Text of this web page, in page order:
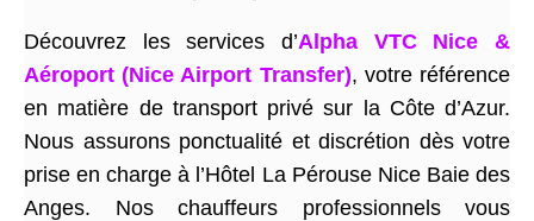
Découvrez les services d’Alpha VTC Nice &
Aéroport (Nice Airport Transfer), votre référence
en matière de transport privé sur la Côte d’Azur.
Nous assurons ponctualité et discrétion dès votre
prise en charge à l’Hôtel La Pérouse Nice Baie des
Anges. Nos chauffeurs professionnels vous